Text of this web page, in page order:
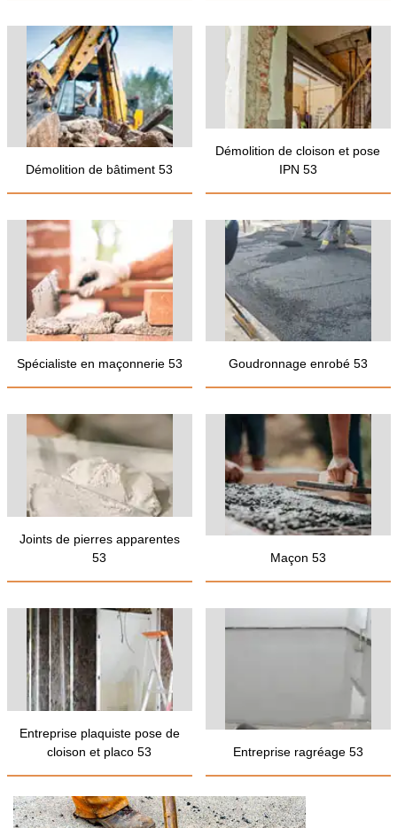
Démolition de bâtiment 53
Démolition de cloison et pose
IPN 53
Spécialiste en maçonnerie 53 Goudronnage enrobé 53
Joints de pierres apparentes
53
Maçon 53
Entreprise plaquiste pose de
cloison et placo 53
Entreprise ragréage 53